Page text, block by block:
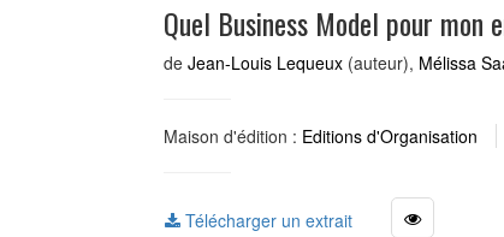
Quel Business Model pour mon
de Jean-Louis Lequeux (auteur), Mélissa
Maison d'édition : Editions d'Organisation
Télécharger un extrait